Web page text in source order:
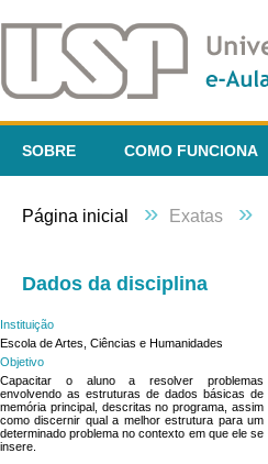
SOBRE COMO FUNCIONA
Página inicial » Exatas »
Dados da disciplina
Instituição
Escola de Artes, Ciências e Humanidades
Objetivo
Capacitar o aluno a resolver problemas
envolvendo as estruturas de dados básicas de
memória principal, descritas no programa, assim
como discernir qual a melhor estrutura para um
determinado problema no contexto em que ele se
insere.